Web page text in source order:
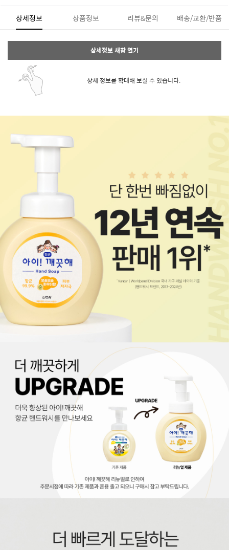
상세정보 상품정보 리뷰&문의 배송/교환/반품
상세정보 새창 열기
상세 정보를 확대해 보실 수 있습니다.